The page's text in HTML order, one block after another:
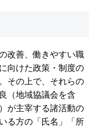
改善、働きやすい職
向けた政策・制度の
その上で、それらの
（地域協議会を含
が主宰する諸活動の
る方の「氏名」「所